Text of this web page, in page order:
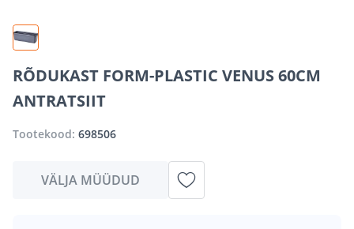
RÕDUKAST FORM-PLASTIC VENUS 60CM
ANTRATSIIT
Tootekood: 698506
VÄLJA MÜÜDUD